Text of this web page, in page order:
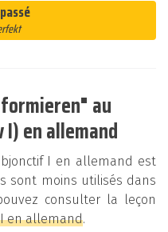
au
en allemand
I en allemand est
sont moins utilisés dans
consulter la leçon
en allemand.